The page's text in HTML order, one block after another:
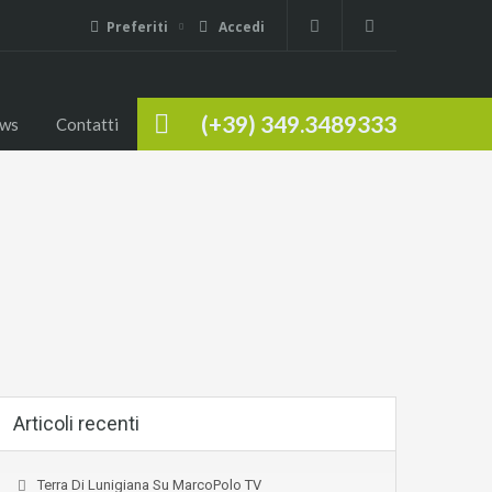
Preferiti Accedi
(+39) 349.3489333
Contatti
Articoli recenti
Terra Di Lunigiana Su MarcoPolo TV